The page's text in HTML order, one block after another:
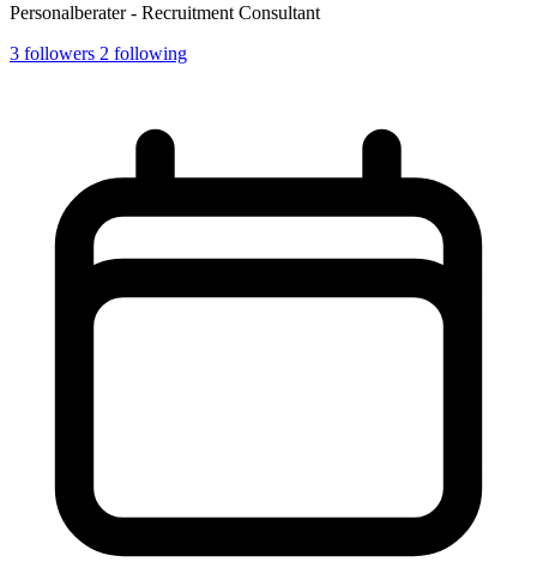
Personalberater - Recruitment Consultant
3 followers 2 following